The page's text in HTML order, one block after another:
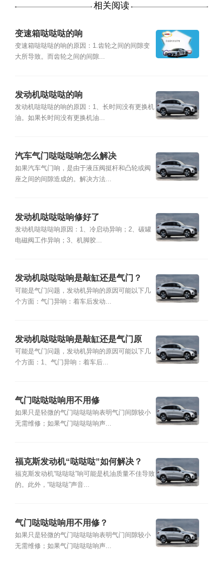
相关阅读
变速箱哒哒哒的响
变速箱哒哒哒的响的原因：1.齿轮之间的间隙变
大所导致。而齿轮之间的间隙...
发动机哒哒哒的响
发动机哒哒哒的响的原因：1、长时间没有更换机
油。如果长时间没有更换机油...
汽车气门哒哒哒响怎么解决
如果汽车气门响，是由于液压阀挺杆和凸轮或阀
座之间的间隙造成的。解决方法...
发动机哒哒哒响修好了
发动机哒哒哒响原因：1、冷启动异响；2、碳罐
电磁阀工作异响；3、机脚胶...
发动机哒哒哒响是敲缸还是气门？
可能是气门问题，发动机异响的原因可能以下几
个方面：气门异响：着车后发动...
发动机哒哒哒响是敲缸还是气门原
因？
可能是气门问题，发动机异响的原因可能以下几
个方面：1、气门异响：着车后...
气门哒哒哒响用不用修
如果只是轻微的气门哒哒哒响表明气门间隙较小
无需维修；如果气门哒哒哒响声...
福克斯发动机“哒哒哒”如何解决？
福克斯发动机“哒哒哒”响可能是机油质量不佳导致
的。此外，“哒哒哒”声音...
气门哒哒哒响用不用修？
如果只是轻微的气门哒哒哒响表明气门间隙较小
无需维修；如果气门哒哒哒响声...